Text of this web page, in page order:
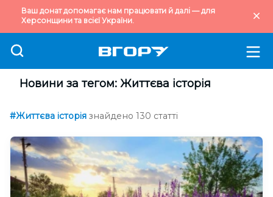
Ваш донат допомагає нам працювати й далі — для
Херсонщини та всієї України.
Новини за тегом: Життєва історія
#Життєва історія знайдено 130 статті